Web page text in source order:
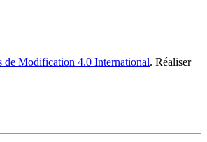
de Modification 4.0 International. Réaliser